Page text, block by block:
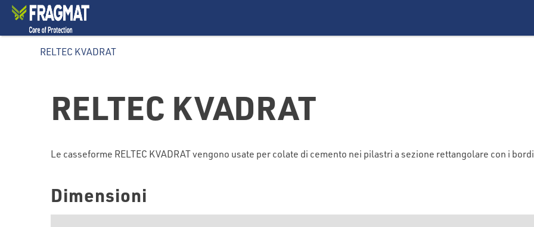
RELTEC KVADRAT
RELTEC KVADRAT
Le casseforme RELTEC KVADRAT vengono usate per colate di cemento nei pilastri a sezione rettangolare con i
Dimensioni